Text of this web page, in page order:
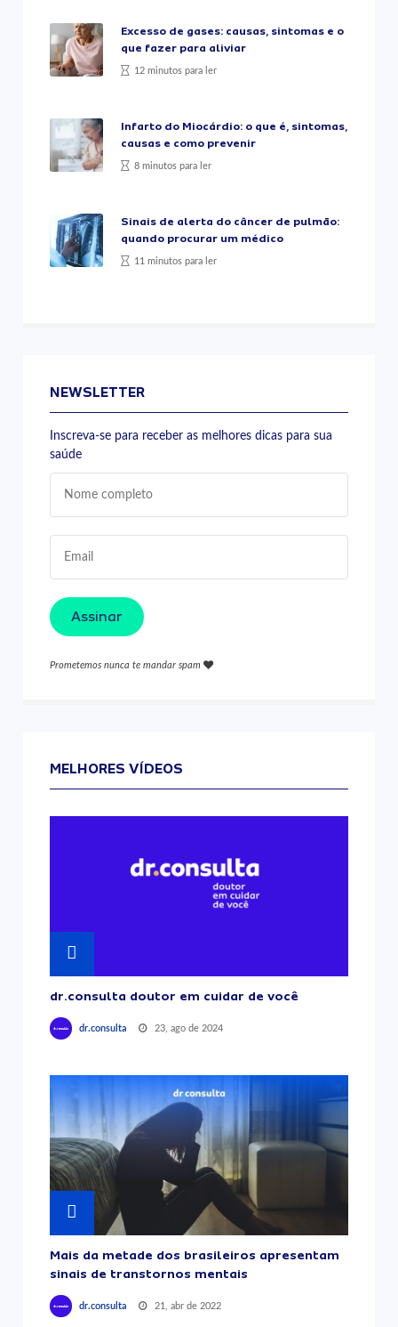
Excesso de gases: causas, sintomas e o
que fazer para aliviar
12 minutos para ler
Infarto do Miocárdio: o que é, sintomas,
causas e como prevenir
8 minutos para ler
Sinais de alerta do câncer de pulmão:
quando procurar um médico
11 minutos para ler
NEWSLETTER
Inscreva-se para receber as melhores dicas para sua
saúde
Assinar
Prometemos nunca te mandar spam
MELHORES VÍDEOS
dr.consulta doutor em cuidar de você
dr.consulta 23, ago de 2024
Mais da metade dos brasileiros apresentam
sinais de transtornos mentais
dr.consulta 21, abr de 2022